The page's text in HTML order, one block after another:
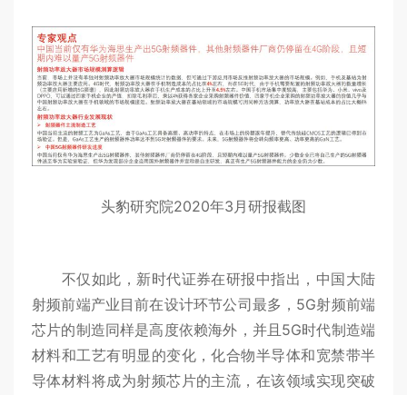
头豹研究院2020年3月研报截图
不仅如此，新时代证券在研报中指出，中国大陆
射频前端产业目前在设计环节公司最多，5G射频前端
芯片的制造同样是高度依赖海外，并且5G时代制造端
材料和工艺有明显的变化，化合物半导体和宽禁带半
导体材料将成为射频芯片的主流，在该领域实现突破